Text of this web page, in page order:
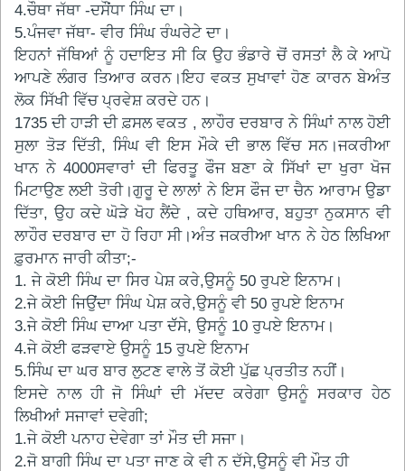
4.ਚੌਥਾ ਜੱਥਾ -ਦਸੌਂਧਾ ਸਿੰਘ ਦਾ।
5.ਪੰਜਵਾ ਜੱਥਾ- ਵੀਰ ਸਿੰਘ ਰੰਘਰੇਟੇ ਦਾ।
ਇਹਨਾਂ ਜੱਥਿਆਂ ਨੂੰ ਹਦਾਇਤ ਸੀ ਕਿ ਉਹ ਭੰਡਾਰੇ ਚੋਂ ਰਸਤਾਂ ਲੈ ਕੇ ਆਪੋ
ਆਪਣੇ ਲੰਗਰ ਤਿਆਰ ਕਰਨ।ਇਹ ਵਕਤ ਸੁਖਾਵਾਂ ਹੋਣ ਕਾਰਨ ਬੇਅੰਤ
ਲੋਕ ਸਿੱਖੀ ਵਿੱਚ ਪ੍ਰਵੇਸ਼ ਕਰਦੇ ਹਨ।
1735 ਦੀ ਹਾੜੀ ਦੀ ਫ਼ਸਲ ਵਕਤ , ਲਾਹੌਰ ਦਰਬਾਰ ਨੇ ਸਿੰਘਾਂ ਨਾਲ ਹੋਈ
ਸੁਲਾ ਤੋੜ ਦਿੱਤੀ, ਸਿੰਘ ਵੀ ਇਸ ਮੌਕੇ ਦੀ ਭਾਲ ਵਿੱਚ ਸਨ।ਜਕਰੀਆ
ਖਾਨ ਨੇ 4000ਸਵਾਰਾਂ ਦੀ ਫਿਰਤੂ ਫੌਜ ਬਣਾ ਕੇ ਸਿੱਖਾਂ ਦਾ ਖੁਰਾ ਖੋਜ
ਮਿਟਾਉਣ ਲਈ ਤੋਰੀ।ਗੁਰੂ ਦੇ ਲਾਲਾਂ ਨੇ ਇਸ ਫੌਜ ਦਾ ਚੈਨ ਆਰਾਮ ਉਡਾ
ਦਿੱਤਾ, ਉਹ ਕਦੇ ਘੋੜੇ ਖੋਹ ਲੈਂਦੇ , ਕਦੇ ਹਥਿਆਰ, ਬਹੁਤਾ ਨੁਕਸਾਨ ਵੀ
ਲਾਹੌਰ ਦਰਬਾਰ ਦਾ ਹੋ ਰਿਹਾ ਸੀ।ਅੰਤ ਜਕਰੀਆ ਖਾਨ ਨੇ ਹੇਠ ਲਿਖਿਆ
ਫ਼ੁਰਮਾਨ ਜਾਰੀ ਕੀਤਾ;-
1. ਜੇ ਕੋਈ ਸਿੰਘ ਦਾ ਸਿਰ ਪੇਸ਼ ਕਰੇ,ਉਸਨੂੰ 50 ਰੁਪਏ ਇਨਾਮ।
2.ਜੇ ਕੋਈ ਜਿਉਂਦਾ ਸਿੰਘ ਪੇਸ਼ ਕਰੇ,ਉਸਨੂੰ ਵੀ 50 ਰੁਪਏ ਇਨਾਮ
3.ਜੇ ਕੋਈ ਸਿੰਘ ਦਾਆ ਪਤਾ ਦੱੱਸੇ, ਉਸਨੂੰ 10 ਰੁਪਏ ਇਨਾਮ।
4.ਜੇ ਕੋਈ ਫੜਵਾਏ ਉਸਨੂੰ 15 ਰੁਪਏ ਇਨਾਮ
5.ਸਿੰਘ ਦਾ ਘਰ ਬਾਰ ਲੁਟਣ ਵਾਲੇ ਤੋਂ ਕੋਈ ਪੁੱਛ ਪ੍ਰਤੀਤ ਨਹੀਂ।
ਇਸਦੇ ਨਾਲ ਹੀ ਜੋ ਸਿੰਘਾਂ ਦੀ ਮੱਦਦ ਕਰੇਗਾ ਉਸਨੂੰ ਸਰਕਾਰ ਹੇਠ
ਲਿਖੀਆਂ ਸਜਾਵਾਂ ਦਵੇਗੀ;
1.ਜੇ ਕੋਈ ਪਨਾਹ ਦੇਵੇਗਾ ਤਾਂ ਮੌਤ ਦੀ ਸਜਾ।
2.ਜੋ ਬਾਗੀ ਸਿੰਘ ਦਾ ਪਤਾ ਜਾਣ ਕੇ ਵੀ ਨ ਦੱਸੇ,ਉਸਨੂੰ ਵੀ ਮੌਤ ਹੀ